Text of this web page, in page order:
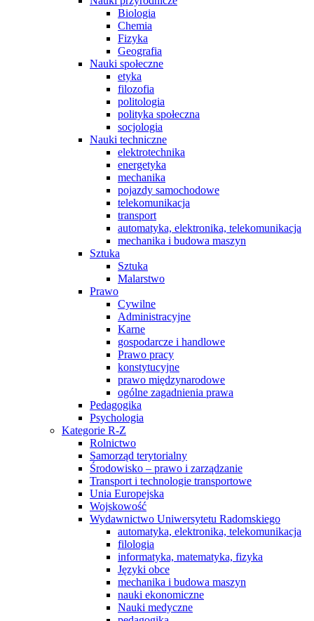
Biologia
Chemia
Fizyka
Geografia
Nauki społeczne
etyka
filozofia
politologia
polityka społeczna
socjologia
Nauki techniczne
elektrotechnika
energetyka
mechanika
pojazdy samochodowe
telekomunikacja
transport
automatyka, elektronika, telekomunikacja
mechanika i budowa maszyn
Sztuka
Sztuka
Malarstwo
Prawo
Cywilne
Administracyjne
Karne
gospodarcze i handlowe
Prawo pracy
konstytucyjne
prawo międzynarodowe
ogólne zagadnienia prawa
Pedagogika
Psychologia
Kategorie R-Z
Rolnictwo
Samorząd terytorialny
Środowisko – prawo i zarządzanie
Transport i technologie transportowe
Unia Europejska
Wojskowość
Wydawnictwo Uniwersytetu Radomskiego
automatyka, elektronika, telekomunikacja
filologia
informatyka, matematyka, fizyka
Języki obce
mechanika i budowa maszyn
nauki ekonomiczne
Nauki medyczne